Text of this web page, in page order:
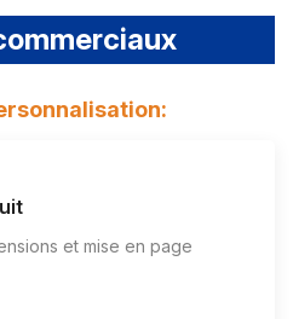
et mise en page